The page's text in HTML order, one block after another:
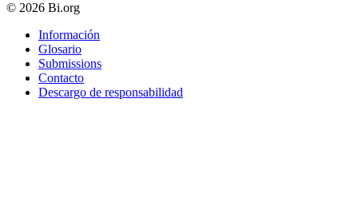
© 2026 Bi.org
Información
Glosario
Submissions
Contacto
Descargo de responsabilidad